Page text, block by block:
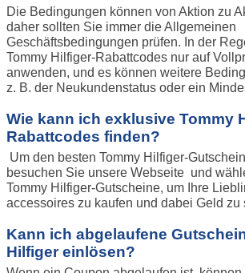
Die Bedingungen können von Aktion zu
daher sollten Sie immer die Allgemeinen
Geschäftsbedingungen prüfen. In der
Tommy Hilfiger-Rabattcodes nur auf
anwenden, und es können weitere
z. B. der Neukundenstatus oder ein
Wie kann ich exklusive Tommy
Rabattcodes finden?
Um den besten Tommy Hilfiger-
besuchen Sie unsere Webseite und
Tommy Hilfiger-Gutscheine, um Ihre
accessoires zu kaufen und dabei Geld zu
Kann ich abgelaufene
Hilfiger einlösen?